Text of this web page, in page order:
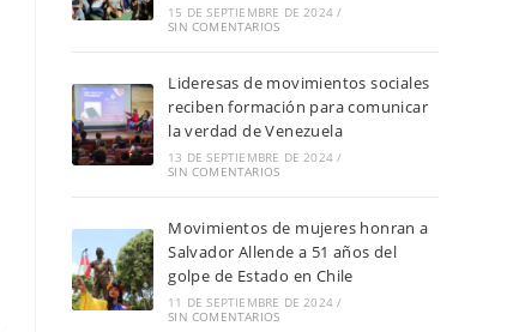
15 DE SEPTIEMBRE DE 2024 /
SIN COMENTARIOS
Lideresas de movimientos sociales
reciben formación para comunicar
la verdad de Venezuela
13 DE SEPTIEMBRE DE 2024 /
SIN COMENTARIOS
Movimientos de mujeres honran a
Salvador Allende a 51 años del
golpe de Estado en Chile
11 DE SEPTIEMBRE DE 2024 /
SIN COMENTARIOS